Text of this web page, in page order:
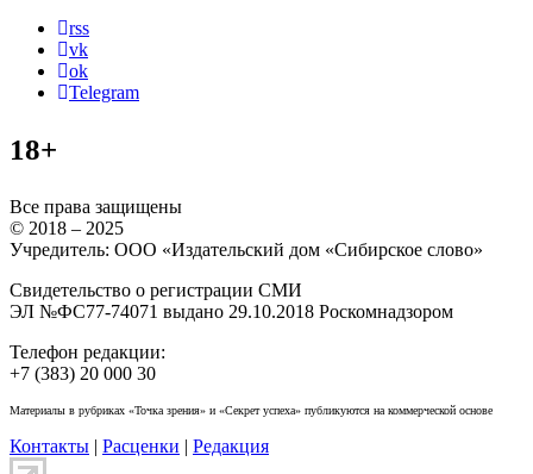
rss
vk
ok
Telegram
18+
Все права защищены
© 2018 – 2025
Учредитель: ООО «Издательский дом «Сибирское слово»
Свидетельство о регистрации СМИ
ЭЛ №ФС77-74071 выдано 29.10.2018 Роскомнадзором
Телефон редакции:
+7 (383) 20 000 30
Материалы в рубриках «Точка зрения» и «Секрет успеха» публикуются на коммерческой основе
Контакты | Расценки | Редакция